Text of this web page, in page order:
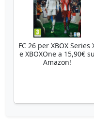
FC 26 per XBOX Series
e XBOXOne a 15,90€ su
Amazon!